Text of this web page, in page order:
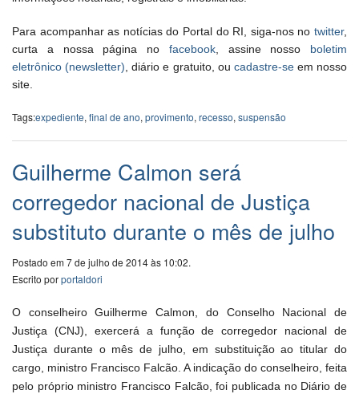
Para acompanhar as notícias do Portal do RI, siga-nos no twitter,
curta a nossa página no facebook, assine nosso boletim
eletrônico (newsletter) , diário e gratuito, ou cadastre-seem nosso
site.
Tags:expediente, final de ano, provimento, recesso, suspensão
Guilherme Calmon será
corregedor nacional de Justiça
substituto durante o mês de julho
Postado em 7 de julho de 2014 às 10:02.
Escrito porportaldori
O conselheiro Guilherme Calmon, do Conselho Nacional de
Justiça (CNJ), exercerá a função de corregedor nacional de
Justiça durante o mês de julho, em substituição ao titular do
cargo, ministro Francisco Falcão. A indicação do conselheiro, feita
pelo próprio ministro Francisco Falcão, foi publicada no Diário de